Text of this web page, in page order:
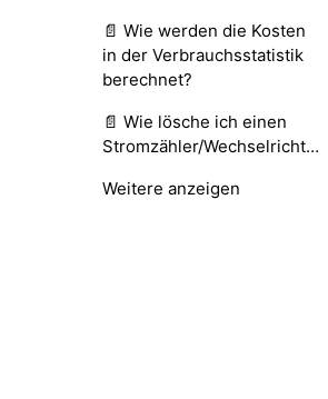
📄 Wie werden die Kosten
in der Verbrauchsstatistik
berechnet?
📄 Wie lösche ich einen
Stromzähler/Wechselrichter?
Weitere anzeigen